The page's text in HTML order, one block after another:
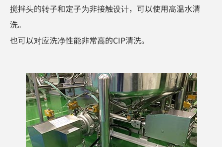
搅拌头的转子和定子为非接触设计，可以使用高温水清
洗。
也可以对应洗净性能非常高的CIP清洗。